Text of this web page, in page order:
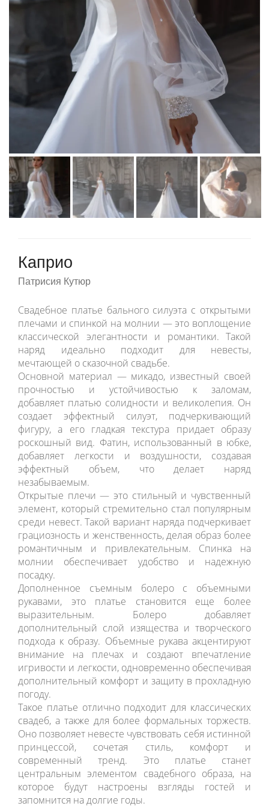
Lussano
Olivia Bottega
Все платья
Контакты
Отзывы
Каприо
Свадебное платье бального силуэта с открытыми
плечами и спинкой на молнии — это воплощение
классической элегантности и романтики. Такой
наряд идеально подходит для невесты,
мечтающей о сказочной свадьбе.
Основной материал — микадо, известный своей
прочностью и устойчивостью к заломам,
добавляет платью солидности и великолепия. Он
создает эффектный силуэт, подчеркивающий
фигуру, а его гладкая текстура придает образу
роскошный вид. Фатин, использованный в юбке,
добавляет легкости и воздушности, создавая
эффектный объем, что делает наряд
незабываемым.
Открытые плечи — это стильный и чувственный
элемент, который стремительно стал популярным
среди невест. Такой вариант наряда подчеркивает
грациозность и женственность, делая образ более
романтичным и привлекательным. Спинка на
молнии обеспечивает удобство и надежную
посадку.
Дополненное съемным болеро с объемными
рукавами, это платье становится еще более
выразительным. Болеро добавляет
дополнительный слой изящества и творческого
подхода к образу. Объемные рукава акцентируют
внимание на плечах и создают впечатление
игривости и легкости, одновременно обеспечивая
дополнительный комфорт и защиту в прохладную
погоду.
Такое платье отлично подходит для классических
свадеб, а также для более формальных торжеств.
Оно позволяет невесте чувствовать себя истинной
принцессой, сочетая стиль, комфорт и
современный тренд. Это платье станет
центральным элементом свадебного образа, на
которое будут настроены взгляды гостей и